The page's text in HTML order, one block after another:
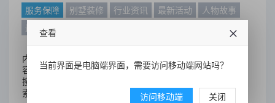
服务保障
别墅装修 行业资讯 最新活动
人物故事
最新动态
内
容
搜
索
查看
当前界面是电脑端界面，需要访问移动端网站吗？
访问移动端 关闭